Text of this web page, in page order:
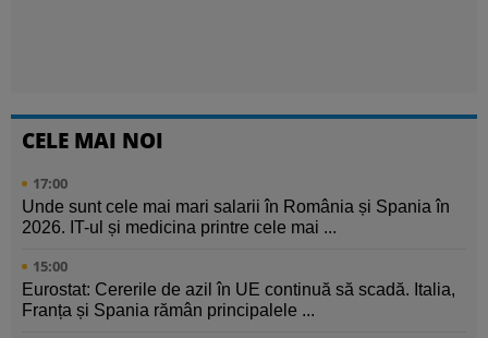
CELE MAI NOI
17:00
Unde sunt cele mai mari salarii în România și Spania în
2026. IT-ul și medicina printre cele mai ...
15:00
Eurostat: Cererile de azil în UE continuă să scadă. Italia,
Franța și Spania rămân principalele ...